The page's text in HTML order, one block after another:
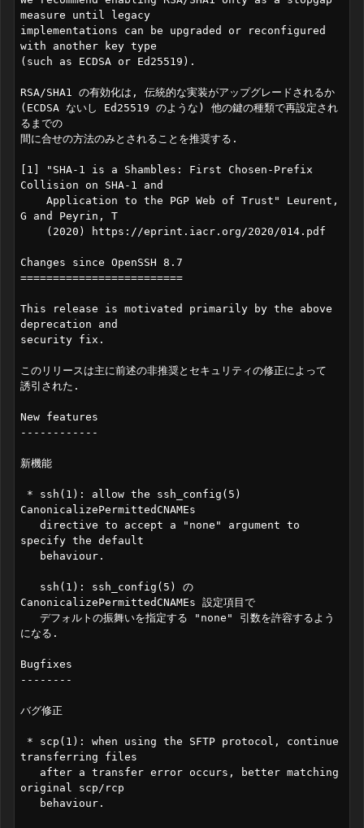
measure until legacy
implementations can be upgraded or reconfigured
with another key type
(such as ECDSA or Ed25519).
RSA/SHA1 の有効化は, 伝統的な実装がアップグレードされるか
(ECDSA ないし Ed25519 のような) 他の鍵の種類で再設定され
るまでの
間に合せの方法のみとされることを推奨する.
[1] "SHA-1 is a Shambles: First Chosen-Prefix
Collision on SHA-1 and
G and Peyrin, T
Changes since OpenSSH 8.7
=========================
This release is motivated primarily by the above
deprecation and
security fix.
このリリースは主に前述の非推奨とセキュリティの修正によって
誘引された.
New features
------------
新機能
CanonicalizePermittedCNAMEs
specify the default
CanonicalizePermittedCNAMEs 設定項目で
になる.
Bugfixes
--------
バグ修正
transferring files
original scp/rcp